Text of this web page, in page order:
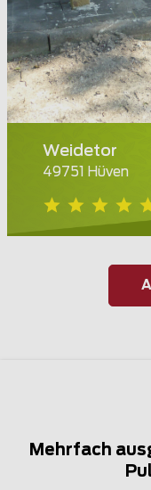
Weidetor
49751 Hüven
Mehrfach